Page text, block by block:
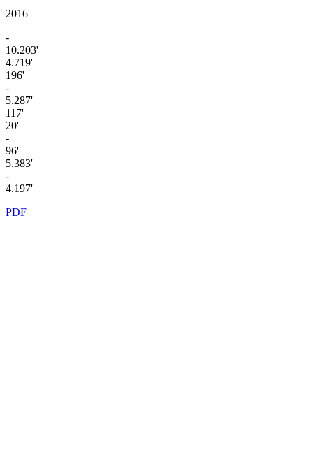
2016
-
10.203'
4.719'
196'
-
5.287'
117'
20'
-
96'
5.383'
-
4.197'
PDF